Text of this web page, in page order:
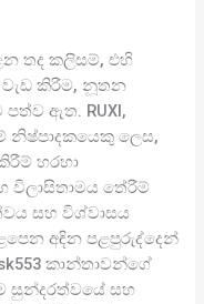
තද කලිසම්, එහි
කිරීම, නූතන
ඇත. RUXI,
ලෙස,
හරහා
විලාසිතාමය තේරීම්
සහ විශ්වාසය
අඳින පළපුරුද්දෙන්
කාන්තාවන්ගේ
සුන්දරත්වයේ සහ